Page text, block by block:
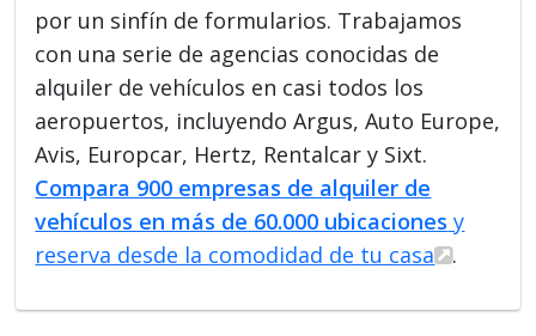
por un sinfín de formularios. Trabajamos
con una serie de agencias conocidas de
alquiler de vehículos en casi todos los
aeropuertos, incluyendo Argus, Auto Europe,
Avis, Europcar, Hertz, Rentalcar y Sixt.
Compara 900 empresas de alquiler de
vehículos en más de 60.000 ubicaciones y
reserva desde la comodidad de tu casa
.